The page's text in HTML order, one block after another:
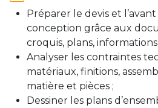
Préparer le devis et
conception grâce aux
croquis, plans,
Analyser les contraintes
matériaux, finitions,
matière et pièces ;
Dessiner les plans